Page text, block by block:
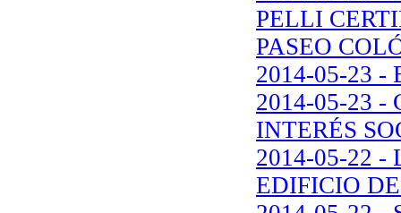
PELLI
PASEO
2014-05-23 -
2014-05-23 -
INTERÉS
2014-05-22 -
EDIFICIO